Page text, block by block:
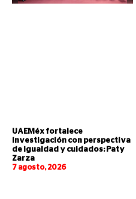
UAEMéx fortalece
investigación con perspectiva
de igualdad y cuidados: Paty
Zarza
7 agosto, 2026